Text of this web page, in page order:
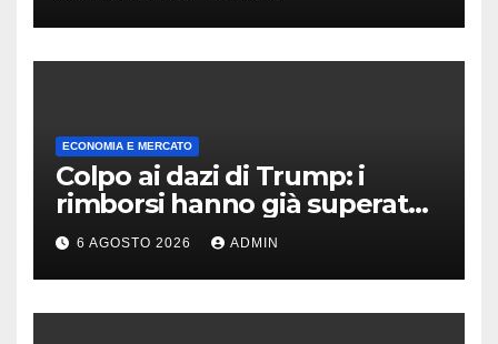
ECONOMIA E MERCATO
Colpo ai dazi di Trump: i
rimborsi hanno già superato i
100 miliardi di dollari
6 AGOSTO 2026 ADMIN